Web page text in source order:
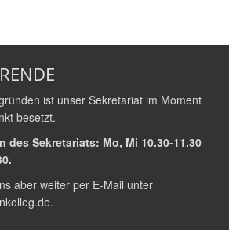
ist unser Sekretariat im Moment
besetzt.
des Sekretariats: Mo, Mi 10.30-11.30
aber weiter per E-Mail unter
.